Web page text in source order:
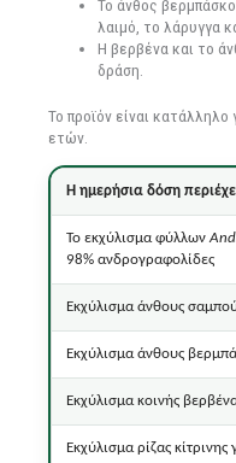
Το άνθος
λαιμό, το λάρυγγα
Η βερβένα και το
δράση.
Το προϊόν είναι κατάλληλο
ετών.
Η ημερήσια δόση
Το εκχύλισμα φύλλων
98% ανδρογραφολίδες
Εκχύλισμα άνθους
Εκχύλισμα άνθους
Εκχύλισμα κοινής
Εκχύλισμα ρίζας